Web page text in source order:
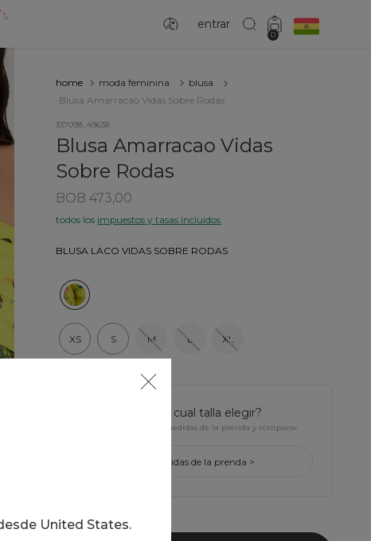
entrar
0
United States.
moda feminina
blusa
Blusa Amarracao Vidas Sobre Rodas
337098_49638
Blusa Amarracao Vidas
Sobre Rodas
BOB 473,00
todos los impuestos y tasas incluidos
BLUSA LACO VIDAS SOBRE RODAS
XS S M L XL
¿tienes dudas de cual talla elegir?
Haz click para ver Las medidas de la prenda y comparar
ver medidas de la prenda >